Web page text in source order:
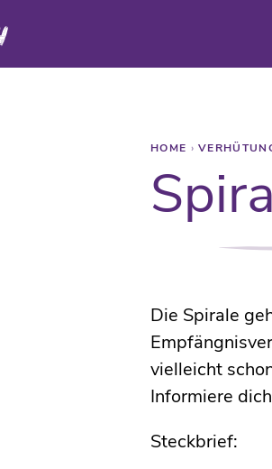
HOME ›
Die Spirale
vielleicht
Informiere
Steckbrief: